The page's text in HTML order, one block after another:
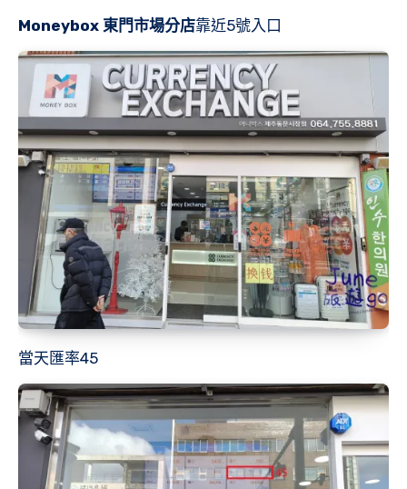
Moneybox 東門市場分店靠近5號入口
當天匯率45